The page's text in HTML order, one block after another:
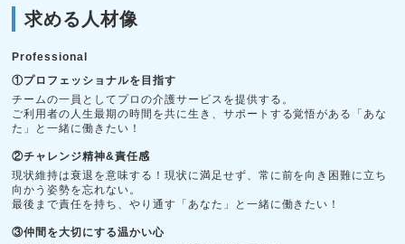
求める人材像
Professional
①プロフェッショナルを目指す
チームの一員としてプロの介護サービスを提供する。
ご利用者の人生最期の時間を共に生き、サポートする覚悟がある「あな
た」と一緒に働きたい！
②チャレンジ精神&責任感
現状維持は衰退を意味する！現状に満足せず、常に前を向き困難に立ち
向かう姿勢を忘れない。
最後まで責任を持ち、やり通す「あなた」と一緒に働きたい！
③仲間を大切にする温かい心